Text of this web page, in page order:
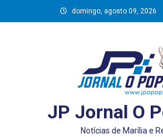
to
domingo, agosto 09, 2026
JP Jornal O
Notícias de Marília e